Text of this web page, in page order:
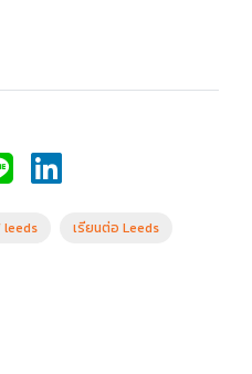
เรียนต่อ Leeds